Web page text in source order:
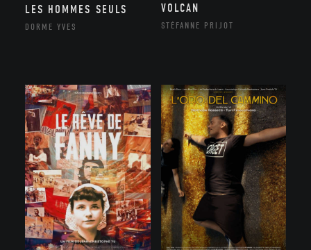
LES HOMMES SEULS
DORME YVES
VOLCAN
STÉFANNE PRIJOT